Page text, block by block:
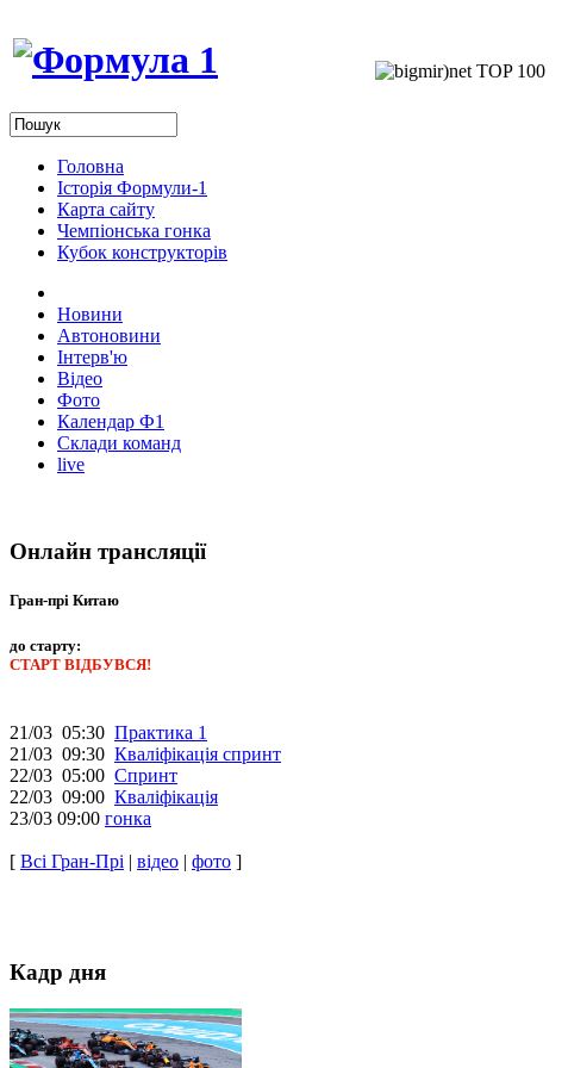
Головна
Історія Формули-1
Карта сайту
Чемпіонська гонка
Кубок конструкторів
Новини
Автоновини
Інтерв'ю
Відео
Фото
Календар Ф1
Склади команд
live
Онлайн трансляції
Гран-прі Китаю
до старту:
СТАРТ ВІДБУВСЯ!
21/03 05:30 Практика 1
21/03 09:30 Кваліфікація спринт
22/03 05:00 Спринт
22/03 09:00 Кваліфікація
23/03 09:00 гонка
[ Всі Гран-Прі | відео | фото ]
Кадр дня